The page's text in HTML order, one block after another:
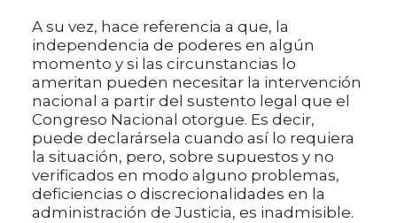
A su vez, hace referencia a que, la
independencia de poderes en algún
momento y si las circunstancias lo
ameritan pueden necesitar la intervención
nacional a partir del sustento legal que el
Congreso Nacional otorgue. Es decir,
puede declarársela cuando así lo requiera
la situación, pero, sobre supuestos y no
verificados en modo alguno problemas,
deficiencias o discrecionalidades en la
administración de Justicia, es inadmisible.